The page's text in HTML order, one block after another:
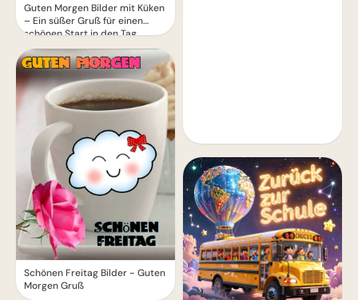
Guten Morgen Bilder mit Küken
– Ein süßer Gruß für einen
schönen Start in den Tag
Schönen Freitag Bilder - Guten
Morgen Gruß